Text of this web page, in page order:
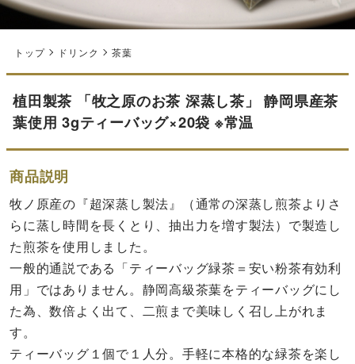
トップ ドリンク 茶葉
植田製茶 「牧之原のお茶 深蒸し茶」 静岡県産茶
葉使用 3gティーバッグ×20袋 ※常温
商品説明
牧ノ原産の『超深蒸し製法』（通常の深蒸し煎茶よりさ
らに蒸し時間を長くとり、抽出力を増す製法）で製造し
た煎茶を使用しました。
一般的通説である「ティーバッグ緑茶＝安い粉茶有効利
用」ではありません。静岡高級茶葉をティーバッグにし
た為、数倍よく出て、二煎まで美味しく召し上がれま
す。
ティーバッグ１個で１人分。手軽に本格的な緑茶を楽し